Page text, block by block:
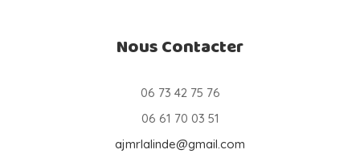
Nous Contacter
06 73 42 75 76
06 61 70 03 51
ajmrlalinde@gmail.com